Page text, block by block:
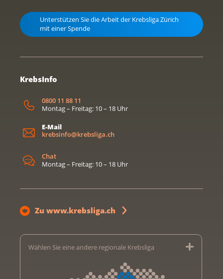
Unterstützen Sie die Arbeit der Krebsliga Zürich
mit einer Spende
KrebsInfo
0800 11 88 11
Montag – Freitag: 10 – 18 Uhr
E-Mail
krebsinfo@krebsliga.ch
Chat
Montag – Freitag: 10 – 18 Uhr
Zu www.krebsliga.ch
Wählen Sie eine andere regionale Krebsliga